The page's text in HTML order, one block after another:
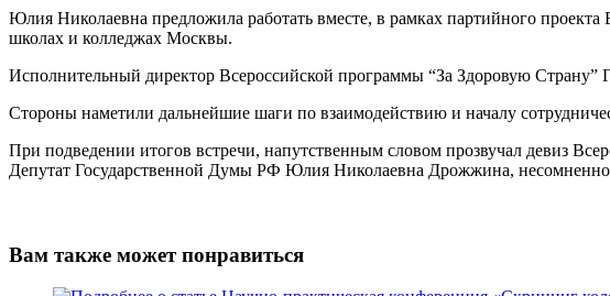
Юлия Николаевна предложила работать вместе, в рамках партийного
школах и колледжах Москвы.
Исполнительный директор Всероссийской программы “За Здоровую
Стороны наметили дальнейшие шаги по взаимодействию и началу
При подведении итогов встречи, напутственным словом прозвучал девиз
Депутат Государственной Думы РФ Юлия Николаевна Дрожжина, несомненно
Вам также может понравиться